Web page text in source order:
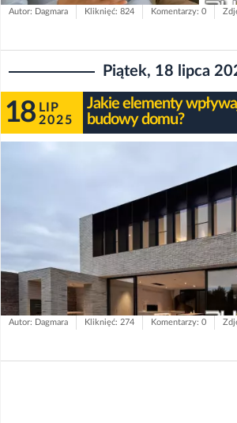
Autor: Dagmara Kliknięć: 824 Komentarzy: 0
Piątek, 18 lipca
18 LIP
2025
Jakie elementy
budowy domu?
Autor: Dagmara Kliknięć: 274 Komentarzy: 0